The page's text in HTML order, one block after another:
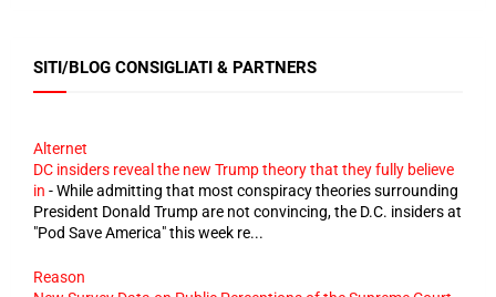
SITI/BLOG CONSIGLIATI & PARTNERS
Alternet
DC insiders reveal the new Trump theory that they fully believe
in -While admitting that most conspiracy theories surrounding
President Donald Trump are not convincing, the D.C. insiders at
"Pod Save America" this week re...
Reason